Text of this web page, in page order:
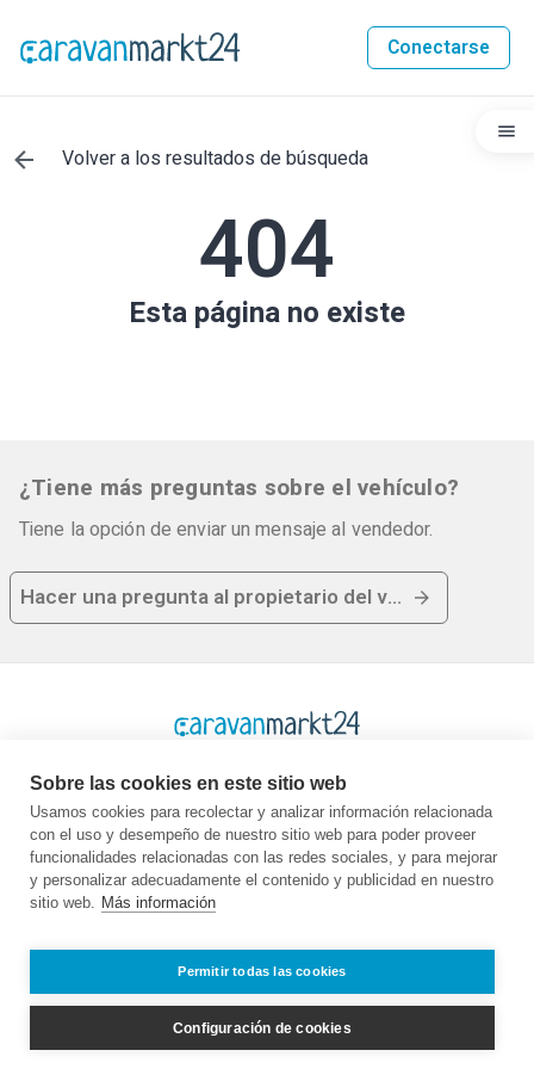
Conectarse
Volver a los resultados de búsqueda
404
Esta página no existe
¿Tiene más preguntas sobre el vehículo?
Tiene la opción de enviar un mensaje al vendedor.
Hacer una pregunta al propietario del vehículo
Plataforma
Página de inicio
Comprar
Vender
frecuentes
Empresa
Quiénes somos
Contacto
Guía
Empleo
Socio
Legal
GTC
datos
Sobre las cookies en este sitio web
Usamos cookies para recolectar y analizar información relacionada
con el uso y desempeño de nuestro sitio web para poder proveer
funcionalidades relacionadas con las redes sociales, y para mejorar
y personalizar adecuadamente el contenido y publicidad en nuestro
sitio web. Más información
Permitir todas las cookies
Configuración de cookies